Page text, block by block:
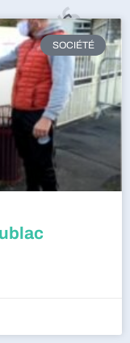
SOCIÉTÉ